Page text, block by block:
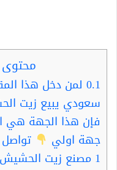
0.1 لمن دخل هذا
سعودي يبيع زيت
فإن هذا الجهة هي
جهة اولي
1 مصنع زيت الحشيش